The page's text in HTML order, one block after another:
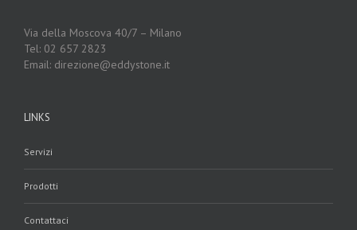
Via della Moscova 40/7 – Milano
Tel: 02 657 2823
Email: direzione@eddystone.it
LINKS
Servizi
Prodotti
Contattaci